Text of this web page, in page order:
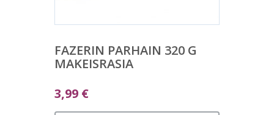
FAZERIN PARHAIN 320 G
MAKEISRASIA
3,99 €